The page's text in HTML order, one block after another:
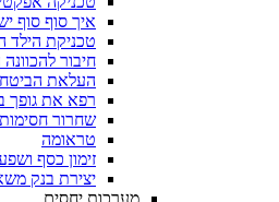
איך סוף סוף
טכניקת הילד
חיבור
העלאת
רפא את גופך
שחרור חסימות
טראומה
זימון כסף
יצירת בנק
מערכות יחסים